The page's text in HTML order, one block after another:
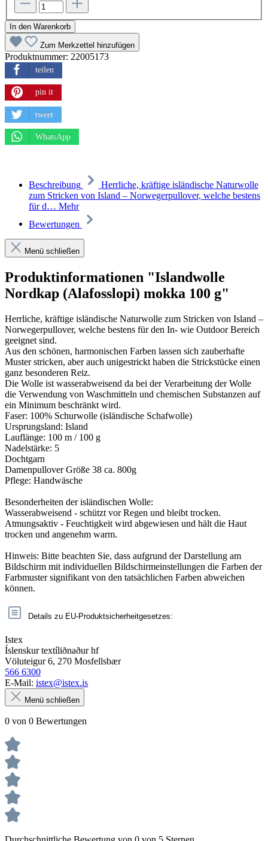
In den Warenkorb
Zum Merkzettel hinzufügen
Produktnummer: 22005173
teilen
pin it
tweet
WhatsApp
Beschreibung
Herrliche, kräftige isländische Naturwolle
zum Stricken von Island – Norwegerpullover, welche bestens
für d… Mehr
Bewertungen
Menü schließen
Produktinformationen "Islandwolle
Nordkap (Alafosslopi) mokka 100 g"
Herrliche, kräftige isländische Naturwolle zum Stricken von Island –
Norwegerpullover, welche bestens für den In- wie Outdoor Bereich
geeignet sind.
Aus den schönen, harmonischen Farben lassen sich zauberhafte
Muster stricken, aber auch unigestrickt haben die Strickstücke einen
ganz besonderen Reiz.
Die Wolle ist wasserabweisend da bei der Verarbeitung der Wolle
die Verwendung von Waschmitteln und chemischen Substanzen auf
ein Minimum beschränkt wird.
Faser: 100% Schurwolle (isländische Schafwolle)
Ursprungsland: Island
Lauflänge: 100 m / 100 g
Nadelstärke: 5
Dochtgarn
Damenpullover Größe 38 ca. 800g
Pflege: Handwäsche
Besonderheiten der isländischen Wolle:
Wasserabweisend - schützt vor Regen und bleibt trocken.
Atmungsaktiv - Feuchtigkeit wird abgewiesen und hält die Haut
trocken und angenehm warm.
Hinweis: Bitte beachten Sie, dass aufgrund der Darstellung am
Bildschirm mit individuellen Bildschirmeinstellungen die Farben der
Farbmuster signifikant von den tatsächlichen Farben abweichen
können.
Details zu EU-Produktsicherheitgesetzes:
Istex
Íslenskur textíliðnaður hf
Völuteigur 6, 270 Mosfellsbær
566 6300
E-Mail: istex@istex.is
Menü schließen
0 von 0 Bewertungen